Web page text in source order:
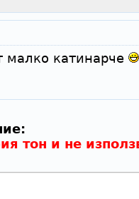
малко катинарче
тон и не